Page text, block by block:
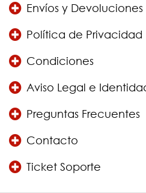
Envíos y Devoluciones
Política de Privacidad
Condiciones
Aviso Legal e
Preguntas Frecuentes
Contacto
Ticket Soporte